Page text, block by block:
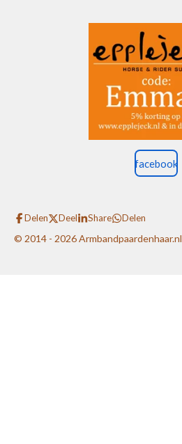
facebook
Delen Deel Share Delen
© 2014 - 2026 Armbandpaardenhaar.nl